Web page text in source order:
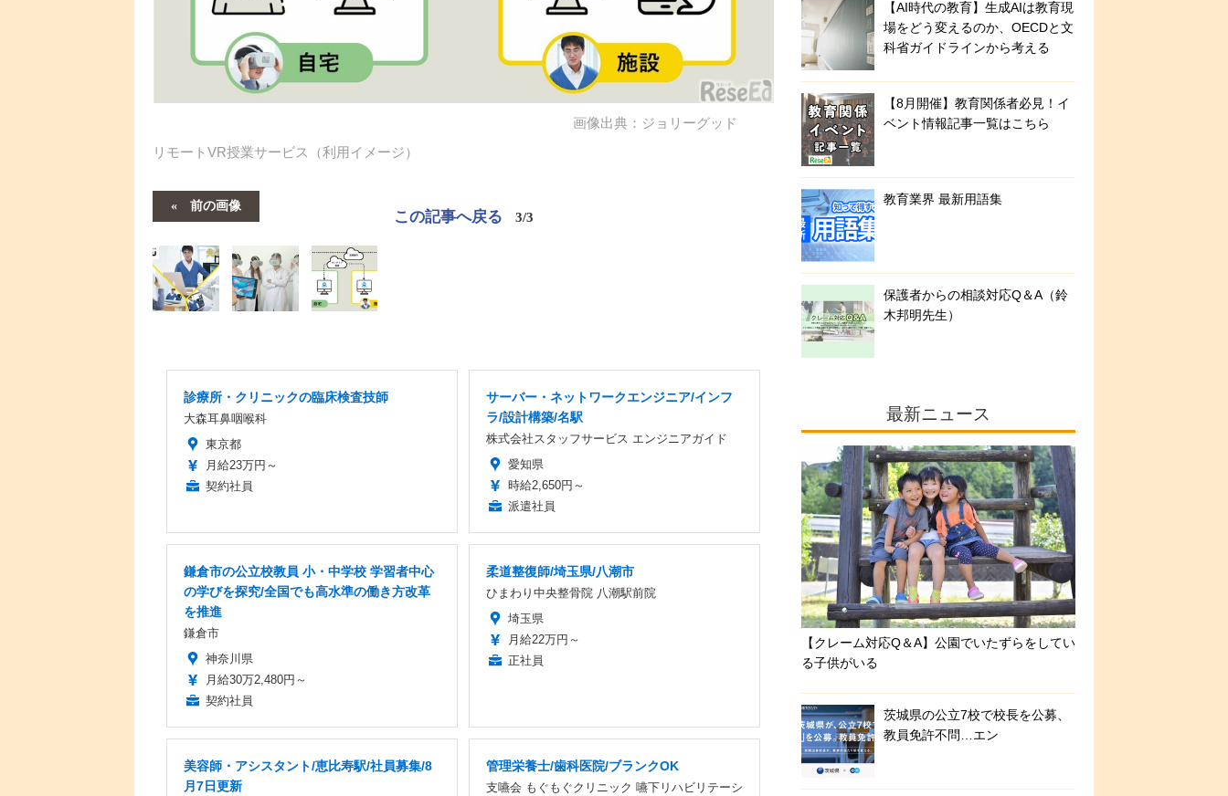
画像出典：ジョリーグッド
リモートVR授業サービス（利用イメージ）
前の画像
この記事へ戻る 3/3
診療所・クリニックの臨床検査技師
大森耳鼻咽喉科
東京都
月給23万円～
契約社員
サーバー・ネットワークエンジニア/インフ
ラ/設計構築/名駅
株式会社スタッフサービス エンジニアガイド
愛知県
時給2,650円～
派遣社員
鎌倉市の公立校教員 小・中学校 学習者中心
の学びを探究/全国でも高水準の働き方改革
を推進
鎌倉市
神奈川県
月給30万2,480円～
契約社員
柔道整復師/埼玉県/八潮市
ひまわり中央整骨院 八潮駅前院
埼玉県
月給22万円～
正社員
美容師・アシスタント/恵比寿駅/社員募集/8
月7日更新
管理栄養士/歯科医院/ブランクOK
支嚥会 もぐもぐクリニック 嚥下リハビリテーシ
【AI時代の教育】生成AIは教育現
場をどう変えるのか、OECDと文
科省ガイドラインから考える
【8月開催】教育関係者必見！イ
ベント情報記事一覧はこちら
教育業界 最新用語集
保護者からの相談対応Q＆A（鈴
木邦明先生）
最新ニュース
【クレーム対応Q＆A】公園でいたずらをしてい
る子供がいる
茨城県の公立7校で校長を公募、
教員免許不問…エン